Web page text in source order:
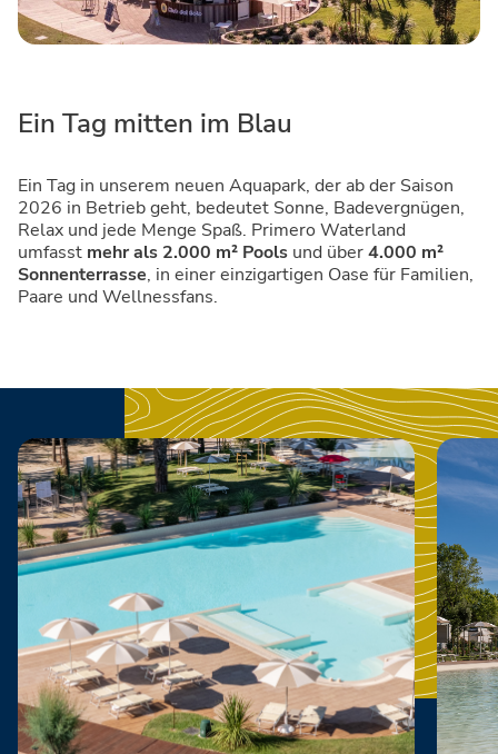
Ein Tag mitten im Blau
Ein Tag in unserem neuen Aquapark, der ab der Saison
2026 in Betrieb geht, bedeutet Sonne, Badevergnügen,
Relax und jede Menge Spaß. Primero Waterland
umfasst mehr als 2.000 m² Pools und über4.000 m²
Sonnenterrasse, in einer einzigartigen Oase für Familien,
Paare und Wellnessfans.